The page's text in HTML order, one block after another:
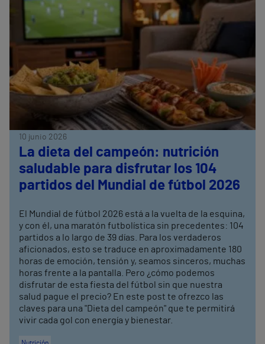
10 junio 2026
La dieta del campeón: nutrición
saludable para disfrutar los 104
partidos del Mundial de fútbol 2026
El Mundial de fútbol 2026 está a la vuelta de la esquina,
y con él, una maratón futbolística sin precedentes: 104
partidos a lo largo de 39 días. Para los verdaderos
aficionados, esto se traduce en aproximadamente 180
horas de emoción, tensión y, seamos sinceros, muchas
horas frente a la pantalla. Pero ¿cómo podemos
disfrutar de esta fiesta del fútbol sin que nuestra
salud pague el precio? En este post te ofrezco las
claves para una "Dieta del campeón" que te permitirá
vivir cada gol con energía y bienestar.